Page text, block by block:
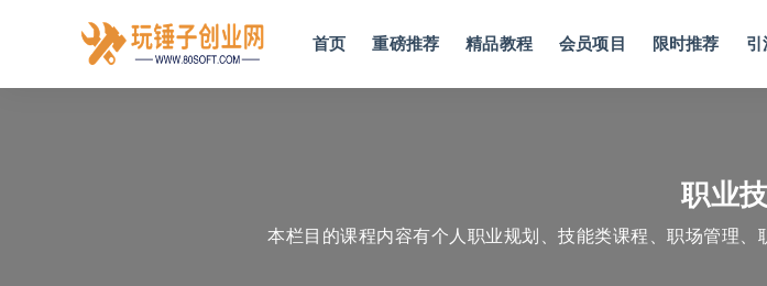
首页 重磅推荐 精品教程 会员项目 限时推荐 引
职业
本栏目的课程内容有个人职业规划、技能类课程、职场管理、